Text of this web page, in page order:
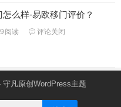
么样-易欧移门评价？
阅读 评论关闭
守凡原创 WordPress主题